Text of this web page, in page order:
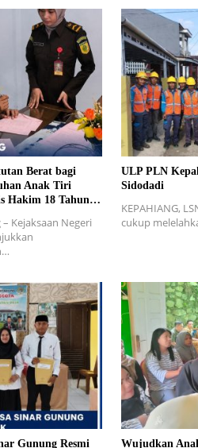
Berat bagi
Anak Tiri
Hakim 18 Tahun
Kejaksaan Negeri
ULP PLN
Sidodadi
KEPAHIANG,
cukup
Gunung Resmi Wujudkan